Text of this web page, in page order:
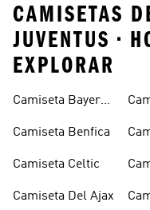
CAMISETAS
JUVENTUS •
EXPLORAR
Camiseta Bayern
Camiseta Benfica
Camiseta Celtic
Camiseta Del Ajax